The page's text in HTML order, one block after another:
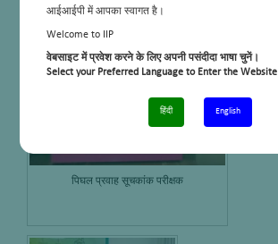
आईआईपी में आपका स्वागत है।
Welcome to IIP
वेबसाइट में प्रवेश करने के लिए अपनी पसंदीदा भाषा चुनें।
Select your Preferred Language to Enter the Website
हिंदी English
पिघल प्रवाह सूचकांक परीक्षक